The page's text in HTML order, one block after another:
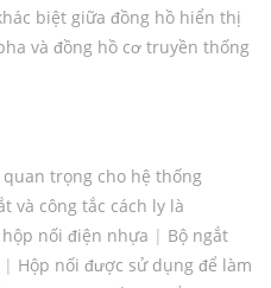
biệt giữa đồng hồ hiển thị
và đồng hồ cơ truyền thống
quan trọng cho hệ thống
và công tắc cách ly là
nối điện nhựa | Bộ ngắt
| Hộp nối được sử dụng để làm